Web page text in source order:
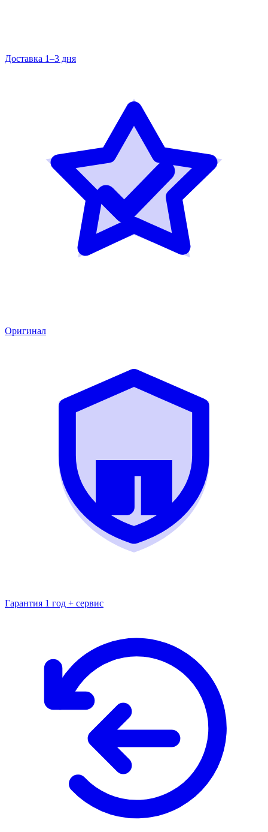
Доставка 1–3 дня
Оригинал
Гарантия 1 год + сервис